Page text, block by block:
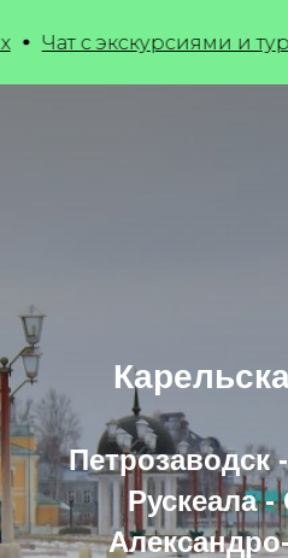
и турами в Max
Петрозаводск
Рускеала